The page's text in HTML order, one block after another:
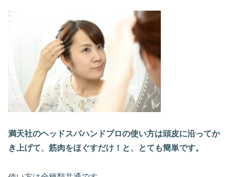
満天社のヘッドスパハンドプロの使い方は頭皮に沿ってか
き上げて、筋肉をほぐすだけ！と、とても簡単です。